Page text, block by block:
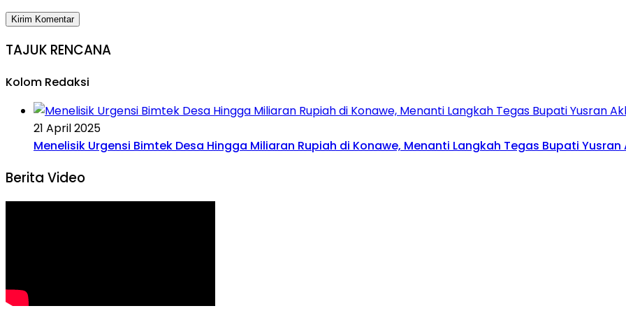
TAJUK RENCANA
Kolom Redaksi
21 April 2025
Menelisik Urgensi Bimtek Desa Hingga Miliaran Rupiah di Konawe, Menanti Langkah Tegas Bupati Yusran
Berita Video